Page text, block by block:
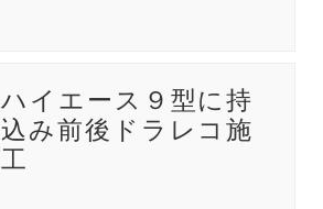
ハイエース９型に持
込み前後ドラレコ施
工